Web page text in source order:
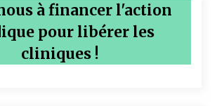
à financer l'action
pour libérer les
cliniques !